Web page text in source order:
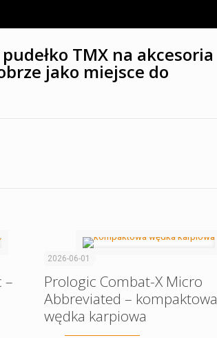
TMX na akcesoria
jako miejsce do
–
2026-06-01
Prologic Combat-X Micro
Abbreviated – kompaktowa
wędka karpiowa